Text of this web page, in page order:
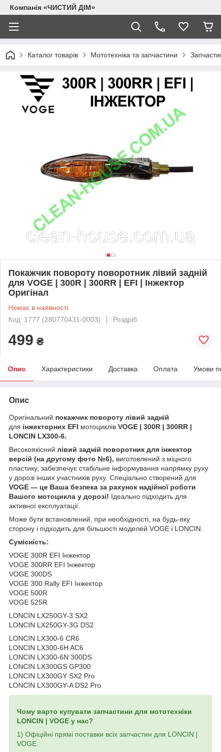
Компанія «ЧИСТИЙ ДІМ»
Каталог товарів Мототехніка та запчастини
Покажчик повороту поворотник лівий задній
для VOGE | 300R | 300RR | EFI | Інжектор
Оригінал
Немає в наявності
Код: 1777 (280770431-0003)
Роздріб
499 ₴
Опис Характеристики Доставка Оплата Умови
Опис
Оригінальний покажчик повороту лівий задній
для інжекторних EFI мотоциклів VOGE | 300R | 300RR |
LONCIN LX300-6.
Високоякісний лівий задній поворотник для інжектор
версій (на другому фото №6), виготовлений з міцного
пластику, забезпечує стабільне інформування напрямку руху
у дорозі інших участників руху. Спеціально створений для
VOGE — це Ваша безпека за рахунок надійної роботи
Вашого мотоцикла у дорозі! Ідеально підходить для
активної експлуатації.
Може бути встановлений, при необхідності, на будь-яку
сторону і підходить для більшості моделей VOGE і LONCIN.
Сумісність:
VOGE 300R EFI Інжектор
VOGE 300RR EFI Інжектор
VOGE 300DS
VOGE 300 Rally EFI Інжектор
VOGE 500R
VOGE 525R
LONCIN LX250GY-3 SX2
LONCIN LX250GY-3G DS2
LONCIN LX300-6 CR6
LONCIN LX300-6H AC6
LONCIN LX300-6N 300DS
LONCIN LX300GS GP300
LONCIN LX300GY SX2 Pro
LONCIN LX300GY-A DS2 Pro
Чому варто купувати запчастини для мототехніки
LONCIN | VOGE у нас?
1) Офіційні прямі поставки всіх запчастин для LONCIN |
VOGE.